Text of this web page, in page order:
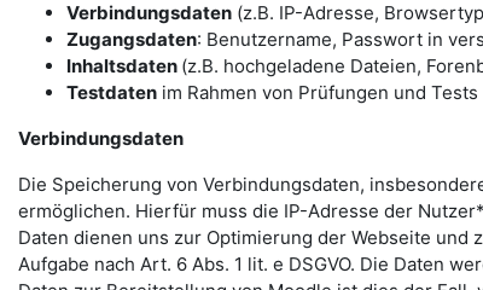
Verbindungsdaten (z.B. IP-Adresse,
Zugangsdaten: Benutzername, Passwort in
Inhaltsdaten (z.B. hochgeladene Dateien,
Testdaten im Rahmen von Prüfungen und Tests
Verbindungsdaten
Die Speicherung von Verbindungsdaten,
ermöglichen. Hierfür muss die IP-Adresse der
Daten dienen uns zur Optimierung der Webseite
Aufgabe nach Art. 6 Abs. 1 lit. e DSGVO. Die Daten